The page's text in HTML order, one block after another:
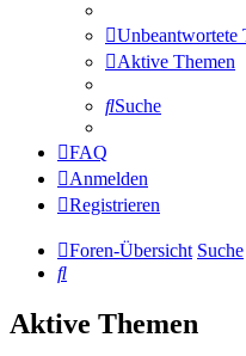
Unbeantwortete
Aktive Themen
Suche
FAQ
Anmelden
Registrieren
Foren-Übersicht Suche
Suche
Aktive Themen